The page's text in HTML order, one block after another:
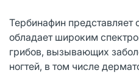
Тербинафин представляет
обладает широким
грибов, вызывающих
ногтей, в том числе